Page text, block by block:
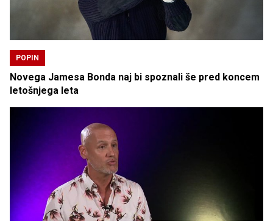
POPIN
Novega Jamesa Bonda naj bi spoznali še pred koncem
letošnjega leta